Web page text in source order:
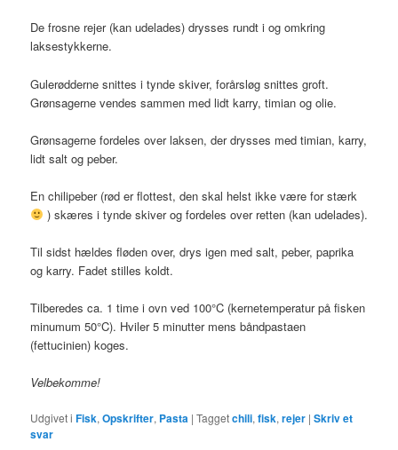
De frosne rejer (kan udelades) drysses rundt i og omkring
laksestykkerne.
Gulerødderne snittes i tynde skiver, forårsløg snittes groft.
Grønsagerne vendes sammen med lidt karry, timian og olie.
Grønsagerne fordeles over laksen, der drysses med timian, karry,
lidt salt og peber.
En chilipeber (rød er flottest, den skal helst ikke være for stærk
) skæres i tynde skiver og fordeles over retten (kan udelades).
Til sidst hældes fløden over, drys igen med salt, peber, paprika
og karry. Fadet stilles koldt.
Tilberedes ca. 1 time i ovn ved 100°C (kernetemperatur på fisken
minumum 50°C). Hviler 5 minutter mens båndpastaen
(fettucinien) koges.
Velbekomme!
Udgivet i Fisk,Opskrifter, Pasta |Taggetchili,fisk,rejer |Skriv et
svar